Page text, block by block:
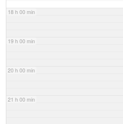
18 h 00 min
19 h 00 min
20 h 00 min
21 h 00 min